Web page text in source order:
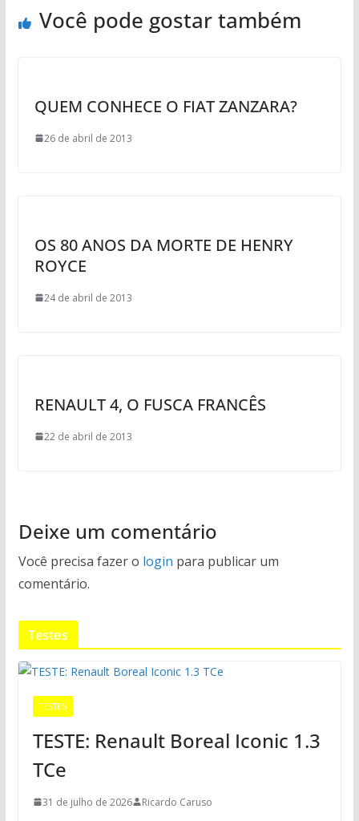
Você pode gostar também
QUEM CONHECE O FIAT ZANZARA?
26 de abril de 2013
OS 80 ANOS DA MORTE DE HENRY
ROYCE
24 de abril de 2013
RENAULT 4, O FUSCA FRANCÊS
22 de abril de 2013
Deixe um comentário
Você precisa fazer o login para publicar um
comentário.
Testes
TESTES
TESTE: Renault Boreal Iconic 1.3
TCe
31 de julho de 2026 Ricardo Caruso